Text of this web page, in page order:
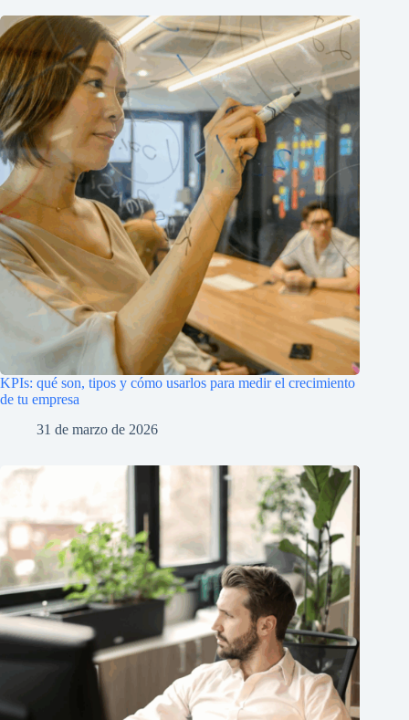
KPIs: qué son, tipos y cómo usarlos para medir el crecimiento
de tu empresa
31 de marzo de 2026